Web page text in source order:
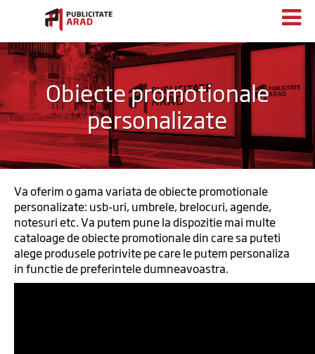
Obiecte promotionale
personalizate
Va oferim o gama variata de obiecte promotionale
personalizate: usb-uri, umbrele, brelocuri, agende,
notesuri etc. Va putem pune la dispozitie mai multe
cataloage de obiecte promotionale din care sa puteti
alege produsele potrivite pe care le putem personaliza
in functie de preferintele dumneavoastra.